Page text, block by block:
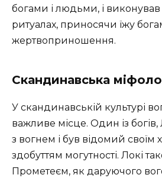
богами і людьми, і
ритуалах, приносячи їжу
жертвоприношення.
Скандинавська
У скандинавській культурі
важливе місце. Один із богів,
з вогнем і був відомий своїм
здобуттям могутності. Локі
Прометеєм, як даруючого